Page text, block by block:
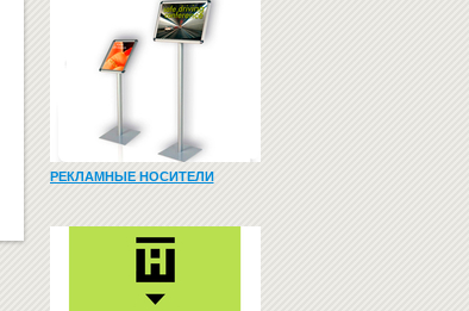
РЕКЛАМНЫЕ НОСИТЕЛИ